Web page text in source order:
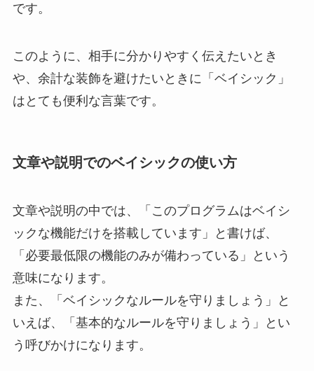
です。
このように、相手に分かりやすく伝えたいとき
や、余計な装飾を避けたいときに「ベイシック」
はとても便利な言葉です。
文章や説明でのベイシックの使い方
文章や説明の中では、「このプログラムはベイシ
ックな機能だけを搭載しています」と書けば、
「必要最低限の機能のみが備わっている」という
意味になります。
また、「ベイシックなルールを守りましょう」と
いえば、「基本的なルールを守りましょう」とい
う呼びかけになります。